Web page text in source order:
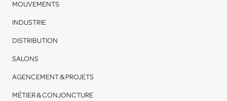
MOUVEMENTS
INDUSTRIE
DISTRIBUTION
SALONS
AGENCEMENT & PROJETS
MÉTIER & CONJONCTURE